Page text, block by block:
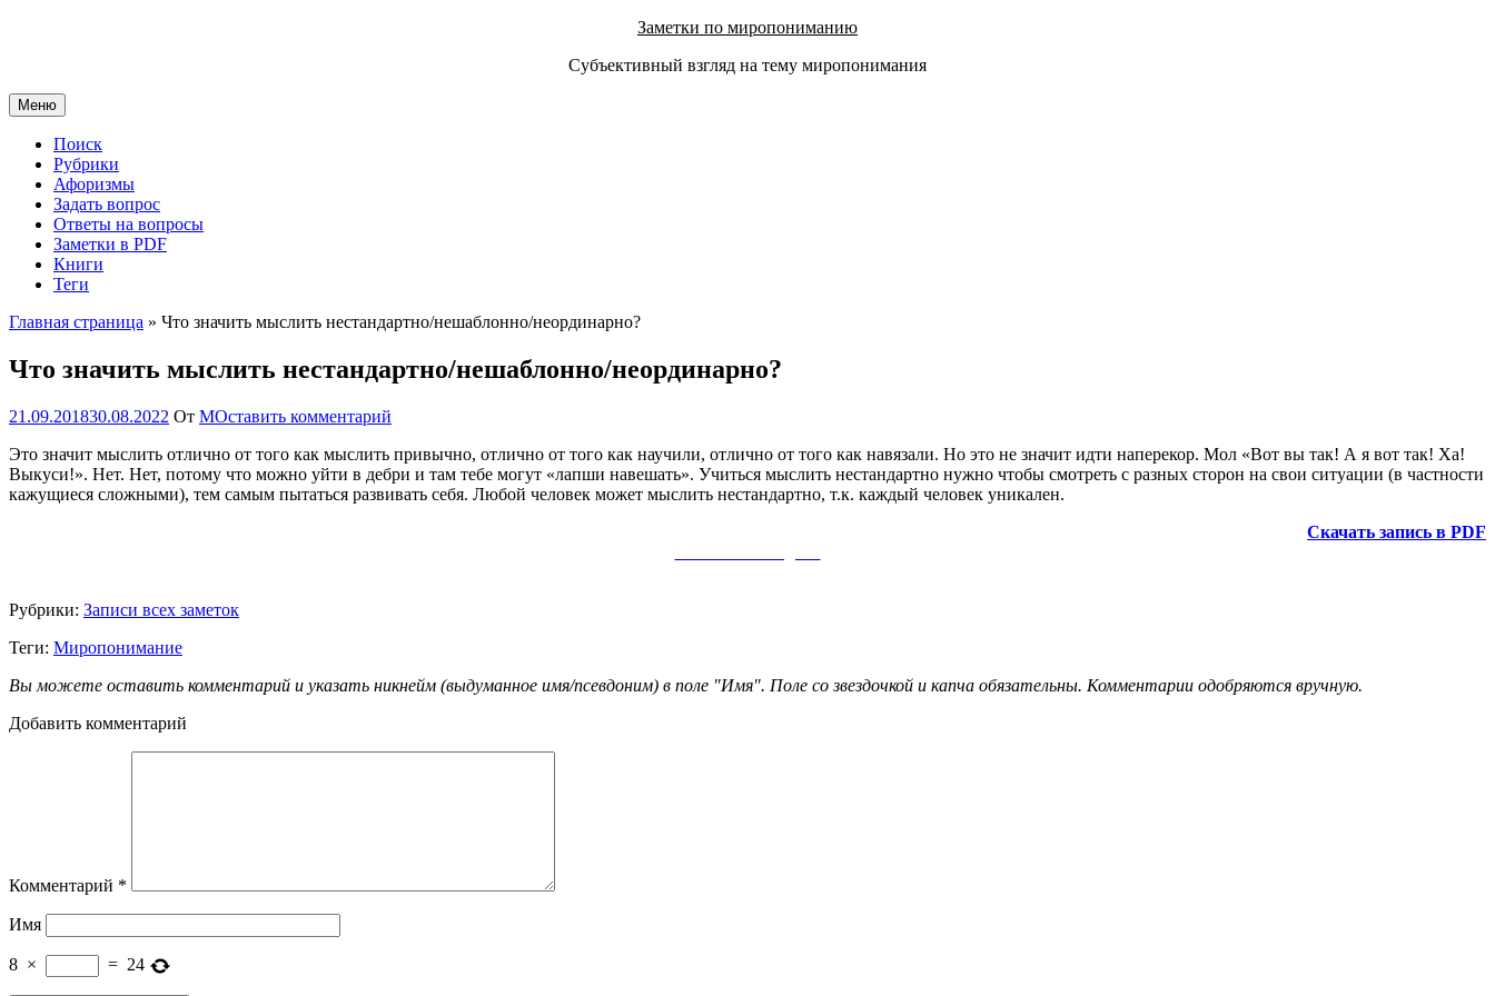
Заметки по миропониманию
Субъективный взгляд на тему миропонимания
Меню
Поиск
Рубрики
Афоризмы
Задать вопрос
Ответы на вопросы
Заметки в PDF
Книги
Теги
Главная страница » Что значить мыслить нестандартно/нешаблонно/неординарно?
Что значить мыслить нестандартно/нешаблонно/неординарно?
21.09.201830.08.2022 От МОставить комментарий
Это значит мыслить отлично от того как мыслить привычно, отлично от того как научили, отлично от того как навязали. Но это не значит идти наперекор. Мол «Вот вы так! А я вот так! Ха!
Выкуси!». Нет. Нет, потому что можно уйти в дебри и там тебе могут «лапши навешать». Учиться мыслить нестандартно нужно чтобы смотреть с разных сторон на свои ситуации (в частности
кажущиеся сложными), тем самым пытаться развивать себя. Любой человек может мыслить нестандартно, т.к. каждый человек уникален.
Скачать запись в PDF
Рубрики: Записи всех заметок
Теги: Миропонимание
Вы можете оставить комментарий и указать никнейм (выдуманное имя/псевдоним) в поле "Имя". Поле со звездочкой и капча обязательны. Комментарии одобряются вручную.
Добавить комментарий
Комментарий *
Имя
8 × = 24